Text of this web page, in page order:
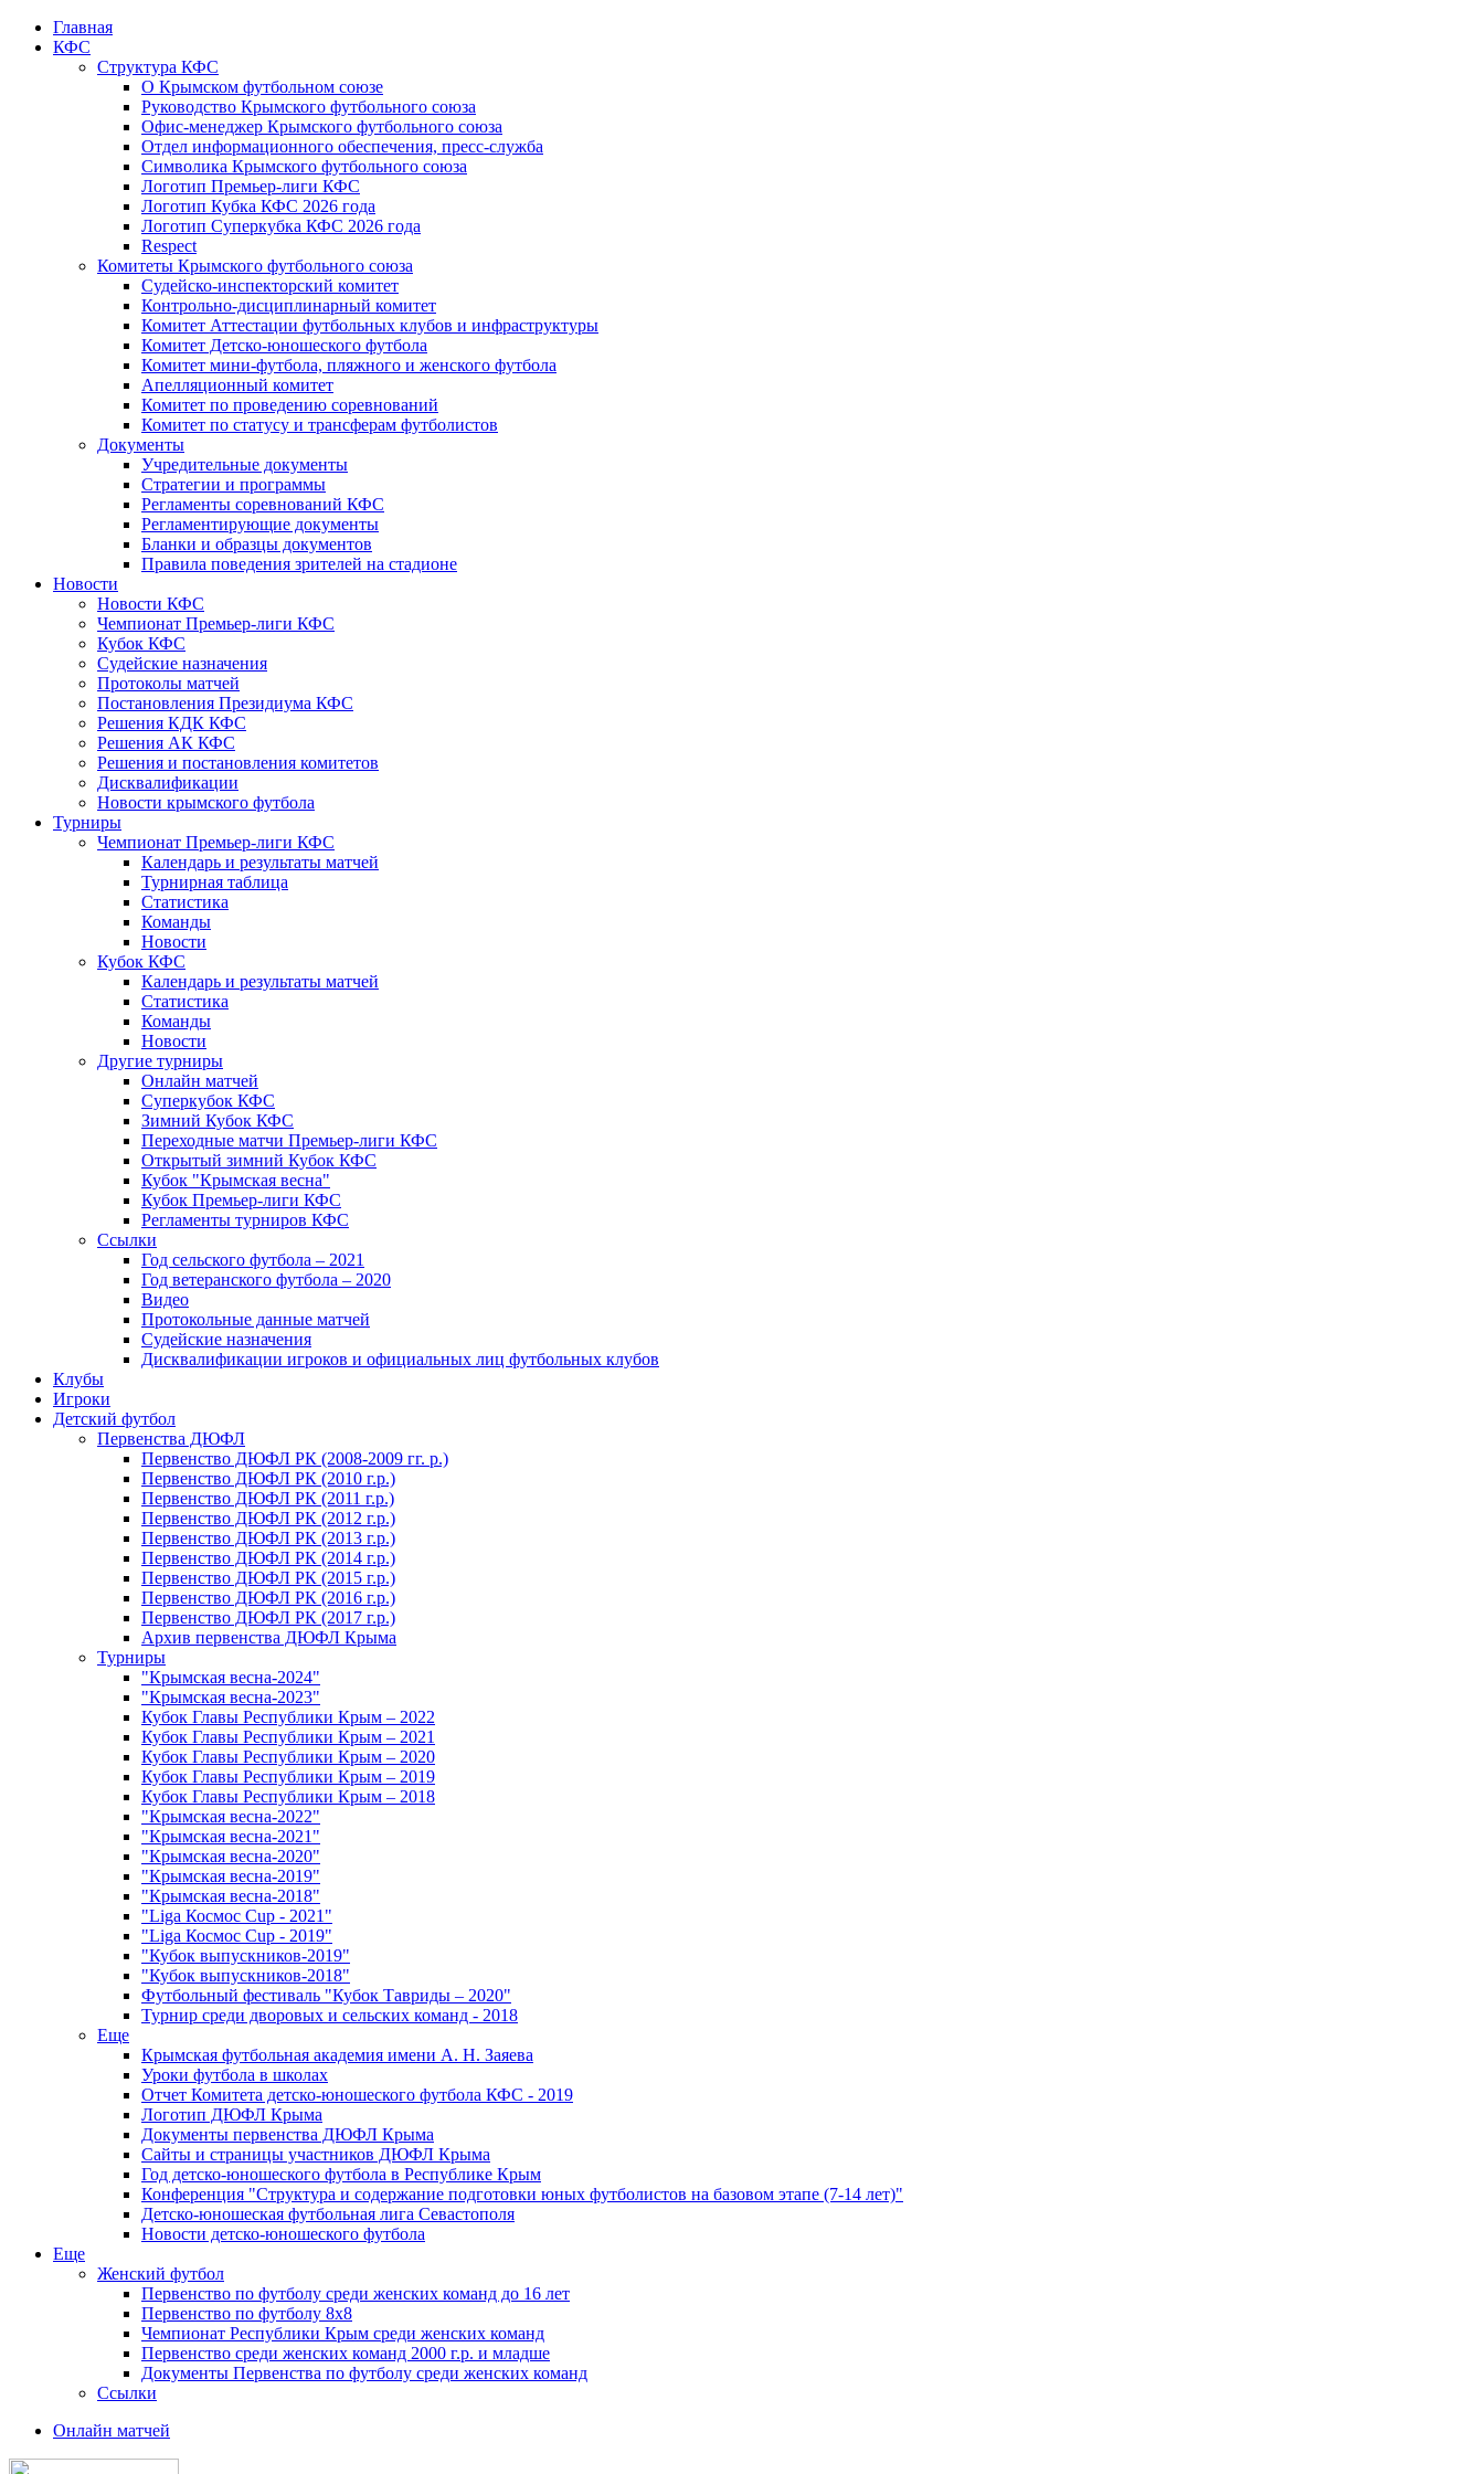
Главная
КФС
Структура КФС
О Крымском футбольном союзе
Руководство Крымского футбольного союза
Офис-менеджер Крымского футбольного союза
Отдел информационного обеспечения, пресс-служба
Символика Крымского футбольного союза
Логотип Премьер-лиги КФС
Логотип Кубка КФС 2026 года
Логотип Суперкубка КФС 2026 года
Respect
Комитеты Крымского футбольного союза
Судейско-инспекторский комитет
Контрольно-дисциплинарный комитет
Комитет Аттестации футбольных клубов и инфраструктуры
Комитет Детско-юношеского футбола
Комитет мини-футбола, пляжного и женского футбола
Апелляционный комитет
Комитет по проведению соревнований
Комитет по статусу и трансферам футболистов
Документы
Учредительные документы
Стратегии и программы
Регламенты соревнований КФС
Регламентирующие документы
Бланки и образцы документов
Правила поведения зрителей на стадионе
Новости
Новости КФС
Чемпионат Премьер-лиги КФС
Кубок КФС
Судейские назначения
Протоколы матчей
Постановления Президиума КФС
Решения КДК КФС
Решения АК КФС
Решения и постановления комитетов
Дисквалификации
Новости крымского футбола
Турниры
Чемпионат Премьер-лиги КФС
Календарь и результаты матчей
Турнирная таблица
Статистика
Команды
Новости
Кубок КФС
Календарь и результаты матчей
Статистика
Команды
Новости
Другие турниры
Онлайн матчей
Суперкубок КФС
Зимний Кубок КФС
Переходные матчи Премьер-лиги КФС
Открытый зимний Кубок КФС
Кубок "Крымская весна"
Кубок Премьер-лиги КФС
Регламенты турниров КФС
Ссылки
Год сельского футбола – 2021
Год ветеранского футбола – 2020
Видео
Протокольные данные матчей
Судейские назначения
Дисквалификации игроков и официальных лиц футбольных клубов
Клубы
Игроки
Детский футбол
Первенства ДЮФЛ
Первенство ДЮФЛ РК (2008-2009 гг. р.)
Первенство ДЮФЛ РК (2010 г.р.)
Первенство ДЮФЛ РК (2011 г.р.)
Первенство ДЮФЛ РК (2012 г.р.)
Первенство ДЮФЛ РК (2013 г.р.)
Первенство ДЮФЛ РК (2014 г.р.)
Первенство ДЮФЛ РК (2015 г.р.)
Первенство ДЮФЛ РК (2016 г.р.)
Первенство ДЮФЛ РК (2017 г.р.)
Архив первенства ДЮФЛ Крыма
Турниры
"Крымская весна-2024"
"Крымская весна-2023"
Кубок Главы Республики Крым – 2022
Кубок Главы Республики Крым – 2021
Кубок Главы Республики Крым – 2020
Кубок Главы Республики Крым – 2019
Кубок Главы Республики Крым – 2018
"Крымская весна-2022"
"Крымская весна-2021"
"Крымская весна-2020"
"Крымская весна-2019"
"Крымская весна-2018"
"Liga Космос Cup - 2021"
"Liga Космос Cup - 2019"
"Кубок выпускников-2019"
"Кубок выпускников-2018"
Футбольный фестиваль "Кубок Тавриды – 2020"
Турнир среди дворовых и сельских команд - 2018
Еще
Крымская футбольная академия имени А. Н. Заяева
Уроки футбола в школах
Отчет Комитета детско-юношеского футбола КФС - 2019
Логотип ДЮФЛ Крыма
Документы первенства ДЮФЛ Крыма
Сайты и страницы участников ДЮФЛ Крыма
Год детско-юношеского футбола в Республике Крым
Конференция "Структура и содержание подготовки юных футболистов на базовом этапе (7-14 лет)"
Детско-юношеская футбольная лига Севастополя
Новости детско-юношеского футбола
Еще
Женский футбол
Первенство по футболу среди женских команд до 16 лет
Первенство по футболу 8х8
Чемпионат Республики Крым среди женских команд
Первенство среди женских команд 2000 г.р. и младше
Документы Первенства по футболу среди женских команд
Ссылки
Онлайн матчей